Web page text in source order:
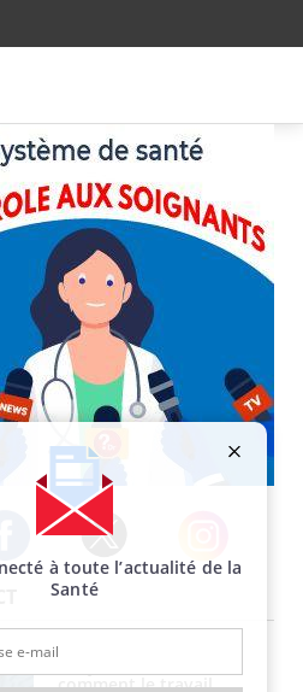
Twitter Instagram
comment le travail
à toute l’actualité de la
Santé